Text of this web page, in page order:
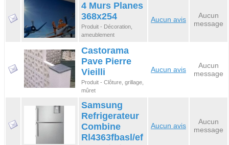
4 Murs Planes
368x254
Produit - Décoration,
ameublement
Aucun avis
Aucun
message
Castorama
Pave Pierre
Vieilli
Produit - Clôture, grillage,
mûret
Aucun avis
Aucun
message
Samsung
Refrigerateur
Combine
Rl4363fbasl/ef
Aucun avis
Aucun
message